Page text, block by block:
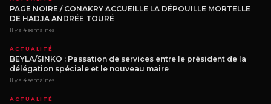
PAGE NOIRE / CONAKRY ACCUEILLE LA DÉPOUILLE MORTELLE
DE HADJA ANDRÉE TOURÉ
Il y a 4 semaines
ACTUALITÉ
BEYLA/SINKO : Passation de services entre le président de la
délégation spéciale et le nouveau maire
Il y a 4 semaines
ACTUALITÉ